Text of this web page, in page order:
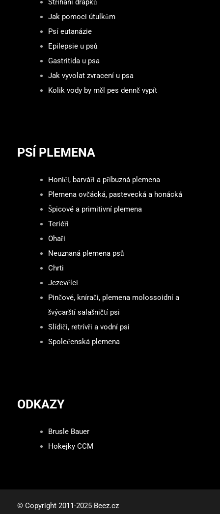
Jak pomoci útulkům
Psí eutanázie
Epilepsie u psů
Gastritida u psa
Jak vyvolat zvracení u psa
Kolik vody by měl pes denně vypít
PSÍ PLEMENA
Honiči, barváři a příbuzná plemena
Plemena ovčácká, pastevecká a honácká
Špicové a primitivní plemena
Teriéři
Ohaři
Neuznaná plemena psů
Chrti
Jezevčíci
Pinčové, knírači, plemena molossoidní a
švýcarští salašničtí psi
Slídiči, retrívři a vodní psi
Společenská plemena
ODKAZY
Brusle Bauer
Hokejky CCM
© Copyright 2011-2025 Beez.cz